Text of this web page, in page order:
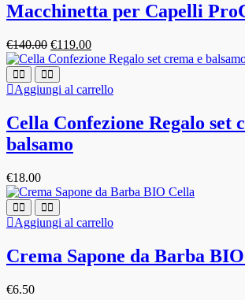
Macchinetta per Capelli
€140.00 Il
prezzo
originale
era:
€140.00.
€119.00Il
prezzo
è:
Aggiungi al carrello
Cella Confezione Regalo set
balsamo
€18.00
Aggiungi al carrello
Crema Sapone da Barba
€6.50